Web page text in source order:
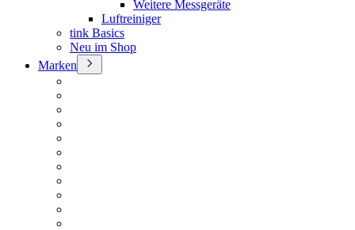
Weitere Messgeräte
Luftreiniger
tink Basics
Neu im Shop
Marken